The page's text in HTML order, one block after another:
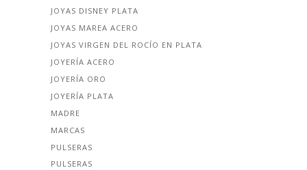
JOYAS DISNEY PLATA
JOYAS MAREA ACERO
JOYAS VIRGEN DEL ROCÍO EN PLATA
JOYERÍA ACERO
JOYERÍA ORO
JOYERÍA PLATA
MADRE
MARCAS
PULSERAS
PULSERAS